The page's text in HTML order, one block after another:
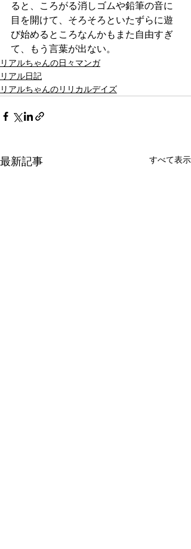
ると、ころがる消しゴムや鉛筆の音に
目を開けて、そろそろといたずらに遊
び始めるところなんかもまた自由すぎ
て、もう言葉が出ない。
リアルちゃんの日々マンガ
リアル日記
リアルちゃんのリリカルデイズ
最新記事 すべて表示